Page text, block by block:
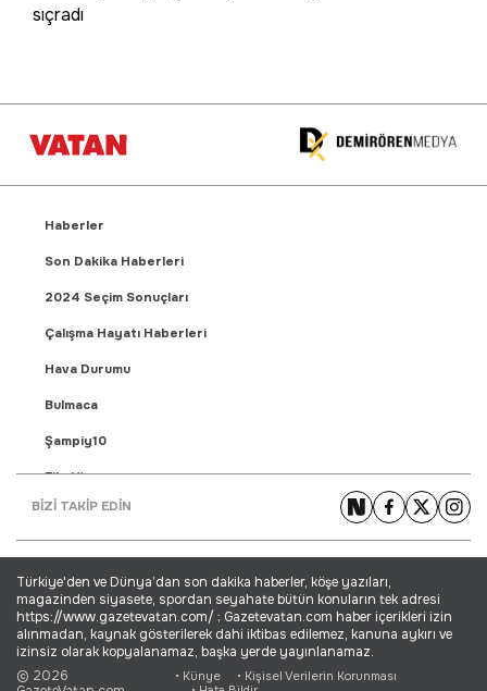
sıçradı
Haberler
Son Dakika Haberleri
2024 Seçim Sonuçları
Çalışma Hayatı Haberleri
Hava Durumu
Bulmaca
Şampiy10
Fikstür
Puan Durumu
Yaşam Haberleri
Ekonomi Haberleri
Dünya Haberleri
BİZİ TAKİP EDİN
Türkiye'den ve Dünya’dan son dakika haberler, köşe yazıları,
magazinden siyasete, spordan seyahate bütün konuların tek adresi
https://www.gazetevatan.com/ ; Gazetevatan.com haber içerikleri izin
alınmadan, kaynak gösterilerek dahi iktibas edilemez, kanuna aykırı ve
izinsiz olarak kopyalanamaz, başka yerde yayınlanamaz.
© 2026
• Künye
• Kişisel Verilerin Korunması